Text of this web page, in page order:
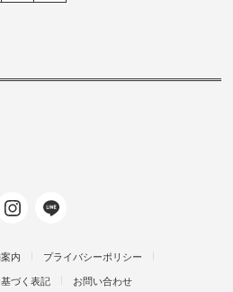
内 プライバシーポリシー
づく表記 お問い合わせ